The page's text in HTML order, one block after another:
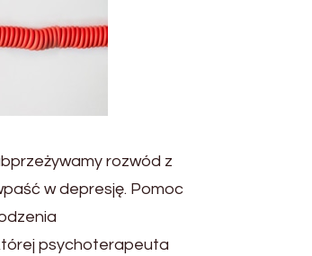
rozwód z
w depresję. Pomoc
psychoterapeuta